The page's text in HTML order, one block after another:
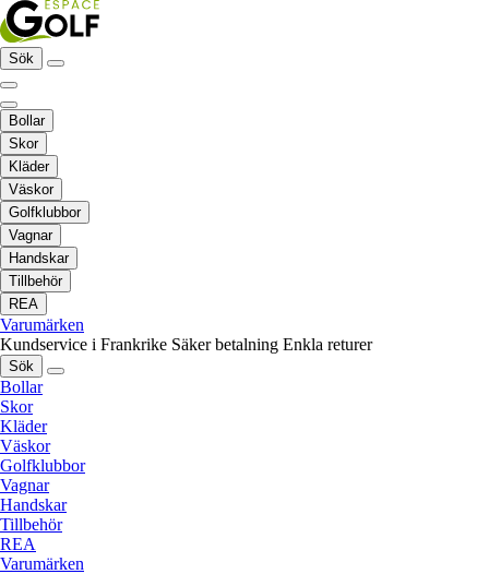
Sök
Bollar
Skor
Kläder
Väskor
Golfklubbor
Vagnar
Handskar
Tillbehör
REA
Varumärken
Kundservice i Frankrike Säker betalning Enkla returer
Sök
Bollar
Skor
Kläder
Väskor
Golfklubbor
Vagnar
Handskar
Tillbehör
REA
Varumärken